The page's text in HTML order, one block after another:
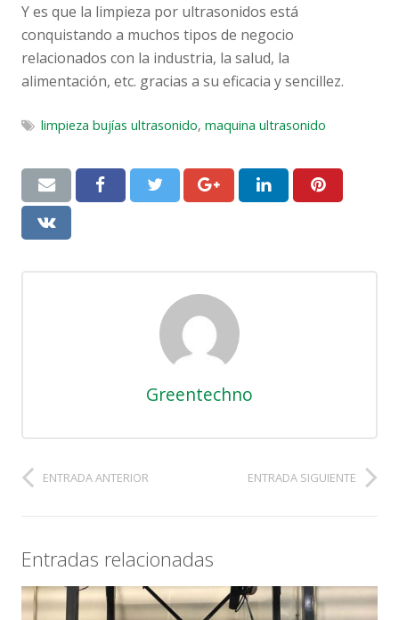
Y es que la limpieza por ultrasonidos está
conquistando a muchos tipos de negocio
relacionados con la industria, la salud, la
alimentación, etc. gracias a su eficacia y sencillez.
limpieza bujías ultrasonido,maquina ultrasonido
Greentechno
ENTRADA ANTERIOR ENTRADA SIGUIENTE
Entradas relacionadas